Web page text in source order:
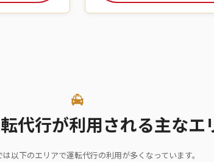
代行が利用される主なエ
以下のエリアで運転代行の利用が多くなっています。